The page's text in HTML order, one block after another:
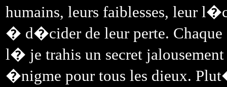
humains, leurs faiblesses, leur
� d�cider de leur perte.
l� je trahis un secret
�nigme pour tous les dieux.